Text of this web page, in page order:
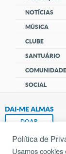
NOTÍCIAS
MÚSICA
CLUBE
SANTUÁRIO
COMUNIDADE
SOCIAL
DAI-ME ALMAS
DOAR
Política de
Usamos